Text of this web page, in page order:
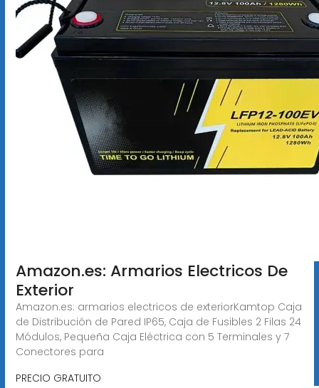
Amazon.es: Armarios Electricos De
Exterior
Amazon.es: armarios electricos de exteriorKamtop Caja
de Distribución de Pared IP65, Caja de Fusibles 2 Filas 24
Módulos, Pequeña Caja Eléctrica con 5 Terminales y 7
Conectores para
PRECIO GRATUITO